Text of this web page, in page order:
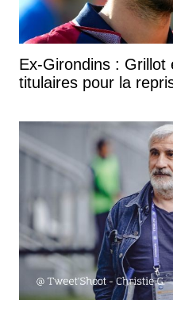
Ex-Girondins : Grillot
titulaires pour la